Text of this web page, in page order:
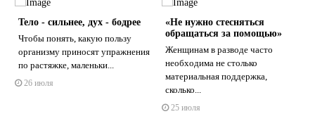
Тело - сильнее, дух - бодрее
Чтобы понять, какую пользу
организму приносят упражнения
по растяжке, маленьки...
26 июля
«Не нужно стесняться
обращаться за помощью»
Женщинам в разводе часто
необходима не столько
материальная поддержка,
сколько...
25 июля